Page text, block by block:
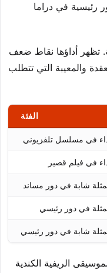
رئيسية في دراما
تظهر أداؤها نقاط ضعف
والمعيبة التي تتطلب
الفئة
في مسلسل تلفزيوني
في فيلم قصير
شابة في دور مساند
في دور رئيسي
شابة في دور رئيسي
الموسيقى الريفية الكندية